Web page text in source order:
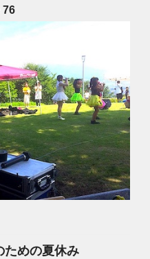
76
ための夏休み